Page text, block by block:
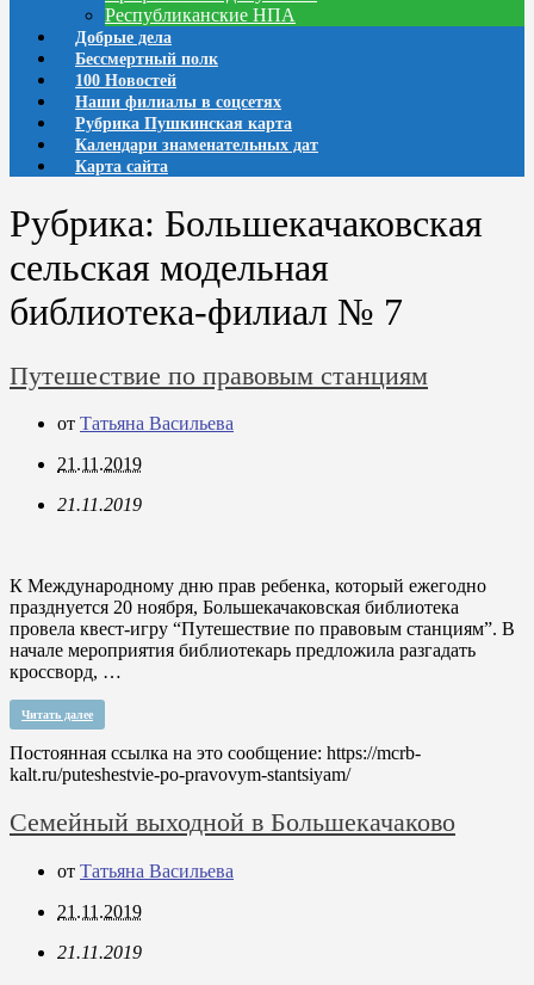
Республиканские НПА
Добрые дела
Бессмертный полк
100 Новостей
Наши филиалы в соцсетях
Рубрика Пушкинская карта
Календари знаменательных дат
Карта сайта
Рубрика: Большекачаковская
сельская модельная
библиотека-филиал № 7
Путешествие по правовым станциям
от Татьяна Васильева
21.11.2019
21.11.2019
К Международному дню прав ребенка, который ежегодно
празднуется 20 ноября, Большекачаковская библиотека
провела квест-игру “Путешествие по правовым станциям”. В
начале мероприятия библиотекарь предложила разгадать
кроссворд, …
Читать далее
Постоянная ссылка на это сообщение: https://mcrb-
kalt.ru/puteshestvie-po-pravovym-stantsiyam/
Семейный выходной в Большекачаково
от Татьяна Васильева
21.11.2019
21.11.2019